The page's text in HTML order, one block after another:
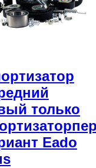
только
Eado